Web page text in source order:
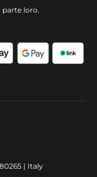
parte loro.
| Italy